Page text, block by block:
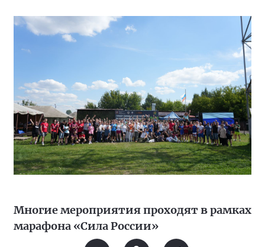
Многие мероприятия проходят в рамках
марафона «Сила России»